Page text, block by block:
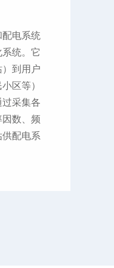
配电系统
统。它
到用户
区等）
采集各
数、频
配电系